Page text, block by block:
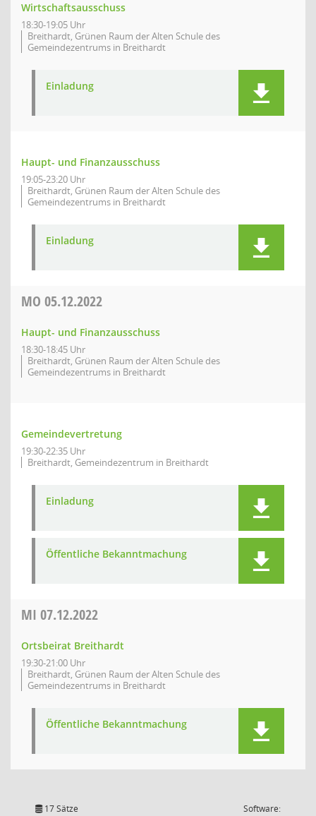
Wirtschaftsausschuss
18:30-19:05 Uhr
Breithardt, Grünen Raum der Alten Schule des
Gemeindezentrums in Breithardt
Einladung
Haupt- und Finanzausschuss
19:05-23:20 Uhr
Breithardt, Grünen Raum der Alten Schule des
Gemeindezentrums in Breithardt
Einladung
MO 05.12.2022
Haupt- und Finanzausschuss
18:30-18:45 Uhr
Breithardt, Grünen Raum der Alten Schule des
Gemeindezentrums in Breithardt
Gemeindevertretung
19:30-22:35 Uhr
Breithardt, Gemeindezentrum in Breithardt
Einladung
Öffentliche Bekanntmachung
MI 07.12.2022
Ortsbeirat Breithardt
19:30-21:00 Uhr
Breithardt, Grünen Raum der Alten Schule des
Gemeindezentrums in Breithardt
Öffentliche Bekanntmachung
17 Sätze
Software: